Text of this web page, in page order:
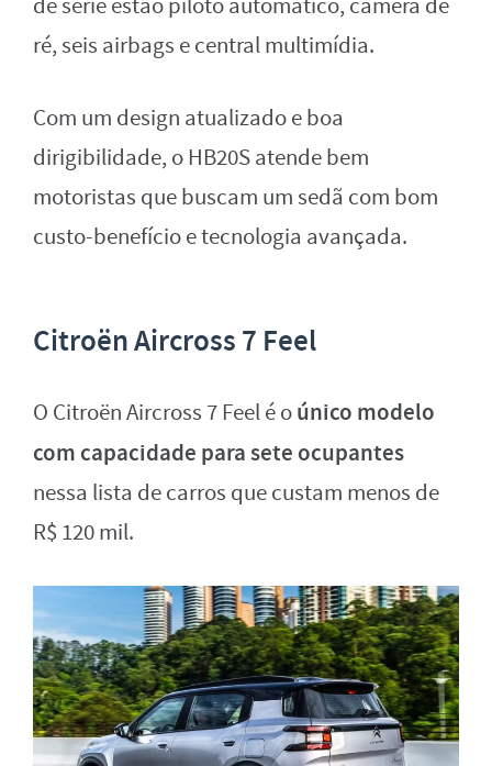
de série estão piloto automático, câmera de
ré, seis airbags e central multimídia.
Com um design atualizado e boa
dirigibilidade, o HB20S atende bem
motoristas que buscam um sedã com bom
custo-benefício e tecnologia avançada.
Citroën Aircross 7 Feel
O Citroën Aircross 7 Feel é oúnico modelo
com capacidade para sete ocupantes
nessa lista de carros que custam menos de
R$ 120 mil.